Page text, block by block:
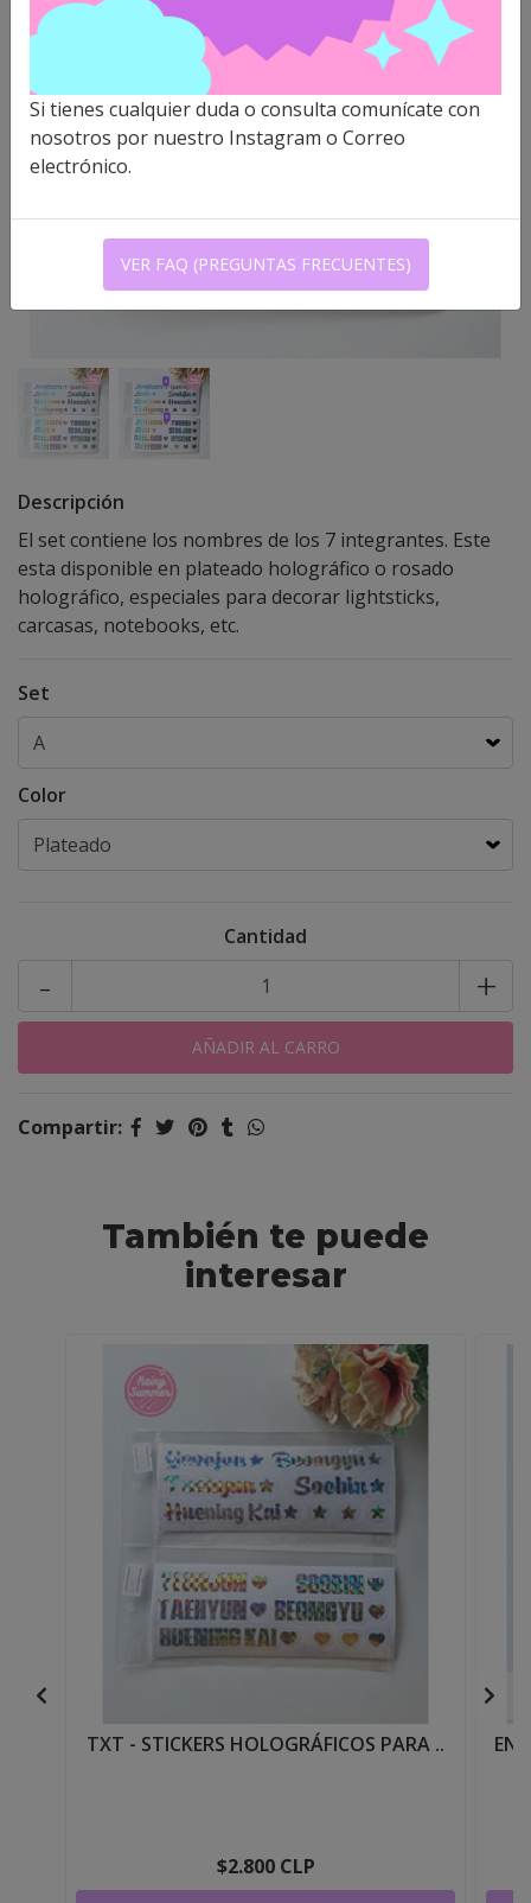
Descripción
El set contiene los nombres de los 7 integrantes. Este
esta disponible en plateado holográfico o rosado
holográfico, especiales para decorar lightsticks,
carcasas, notebooks, etc.
Set
Color
Cantidad
+
-
Compartir:
También te puede
interesar
TXT - STICKERS HOLOGRÁFICOS PARA ..
$2.800 CLP
Si tienes cualquier duda o consulta comunícate con
nosotros por nuestro Instagram o Correo
electrónico.
VER FAQ (PREGUNTAS FRECUENTES)